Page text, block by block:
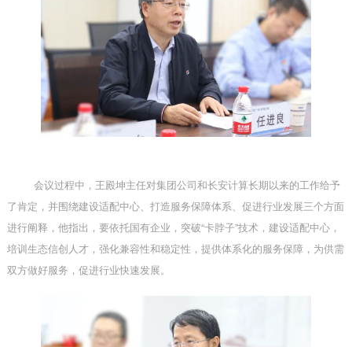
会议过程中，王殿坤主任对集团公司和长安计算长期以来的工作给予
了肯定，并围绕建设适配中心、打造服务保障体系、促进行业发展三个方面
进行阐释，他指出，要依托国有企业，突破“卡脖子”技术，建设适配中心，
培训生态信创人才，强化兼容性和稳定性，提供体系化的服务保障，为供需
双方做好服务，促进行业快速发展。